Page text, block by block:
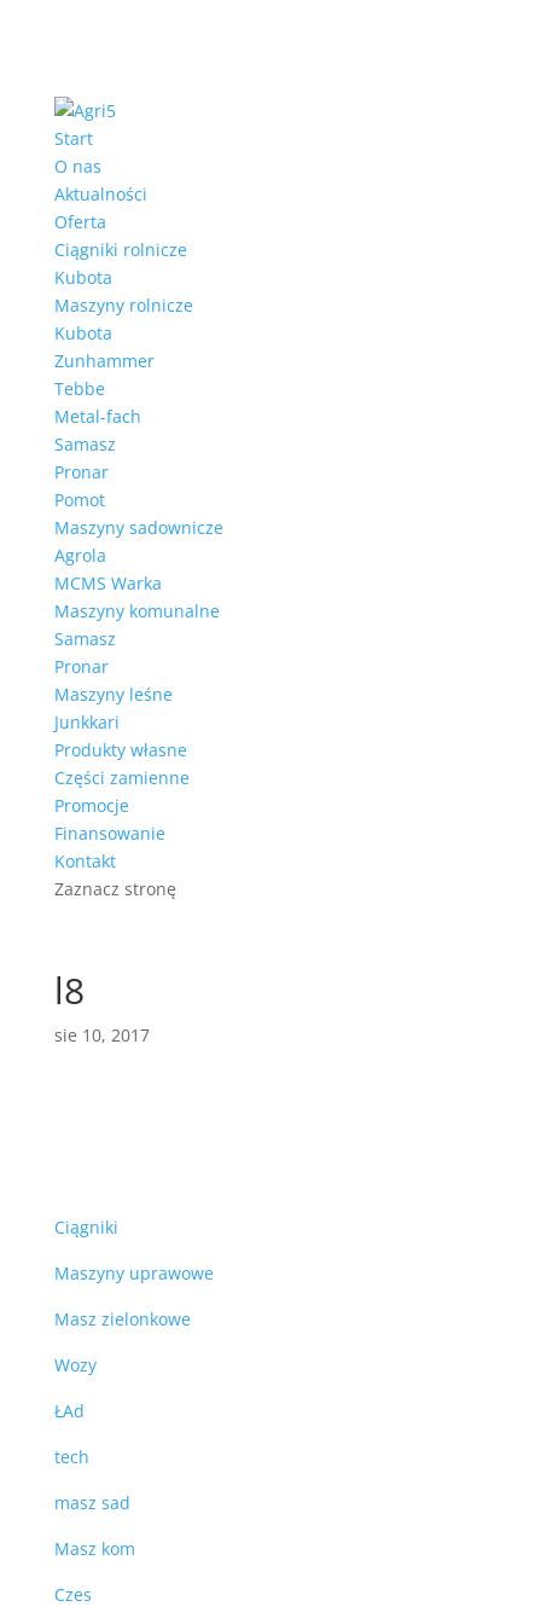
Start
O nas
Aktualności
Oferta
Ciągniki rolnicze
Kubota
Maszyny rolnicze
Kubota
Zunhammer
Tebbe
Metal-fach
Samasz
Pronar
Pomot
Maszyny sadownicze
Agrola
MCMS Warka
Maszyny komunalne
Samasz
Pronar
Maszyny leśne
Junkkari
Produkty własne
Części zamienne
Promocje
Finansowanie
Kontakt
Zaznacz stronę
l8
sie 10, 2017
Ciągniki
Maszyny uprawowe
Masz zielonkowe
Wozy
ŁAd
tech
masz sad
Masz kom
Czes